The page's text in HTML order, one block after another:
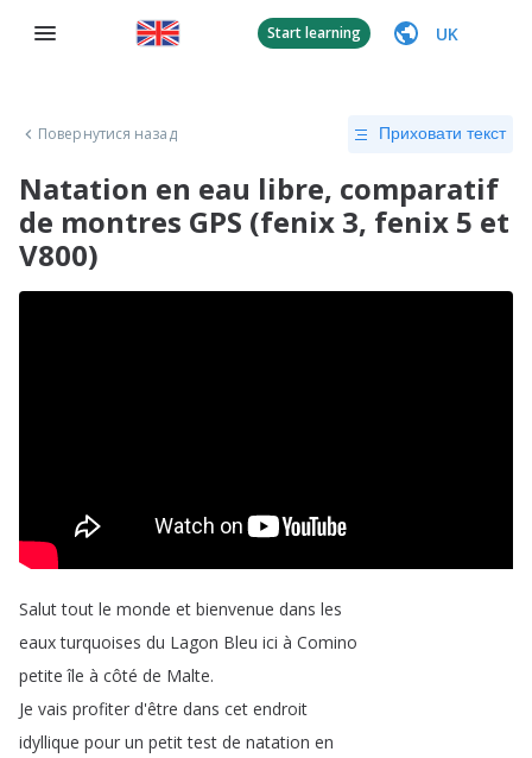
Start learning UK
Повернутися назад Приховати текст
Natation en eau libre, comparatif
de montres GPS (fenix 3, fenix 5 et
V800)
Salut tout le monde et bienvenue dans les
eaux turquoises du Lagon Bleu ici à Comino
petite île à côté de Malte.
Je vais profiter d'être dans cet endroit
idyllique pour un petit test de natation en